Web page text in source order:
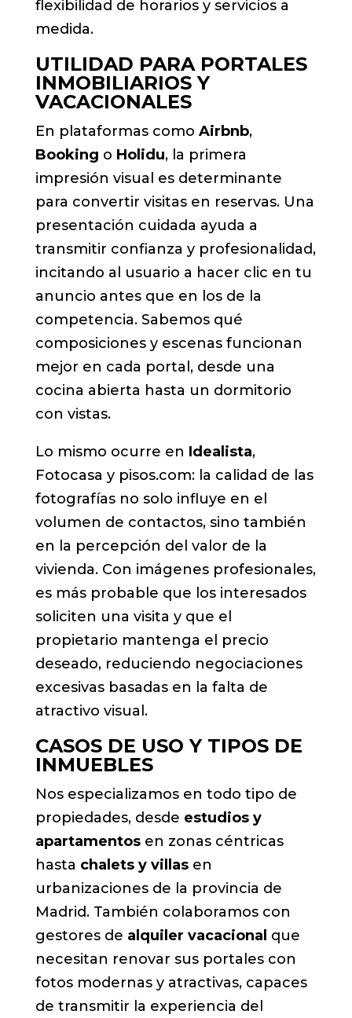
flexibilidad de horarios y servicios a
medida.
UTILIDAD PARA PORTALES
INMOBILIARIOS Y
VACACIONALES
En plataformas como Airbnb,
Booking o Holidu, la primera
impresión visual es determinante
para convertir visitas en reservas. Una
presentación cuidada ayuda a
transmitir confianza y profesionalidad,
incitando al usuario a hacer clic en tu
anuncio antes que en los de la
competencia. Sabemos qué
composiciones y escenas funcionan
mejor en cada portal, desde una
cocina abierta hasta un dormitorio
con vistas.
Lo mismo ocurre en Idealista,
Fotocasa y pisos.com: la calidad de las
fotografías no solo influye en el
volumen de contactos, sino también
en la percepción del valor de la
vivienda. Con imágenes profesionales,
es más probable que los interesados
soliciten una visita y que el
propietario mantenga el precio
deseado, reduciendo negociaciones
excesivas basadas en la falta de
atractivo visual.
CASOS DE USO Y TIPOS DE
INMUEBLES
Nos especializamos en todo tipo de
propiedades, desde estudios y
apartamentosen zonas céntricas
hasta chalets y villasen
urbanizaciones de la provincia de
Madrid. También colaboramos con
gestores de alquiler vacacional que
necesitan renovar sus portales con
fotos modernas y atractivas, capaces
de transmitir la experiencia del